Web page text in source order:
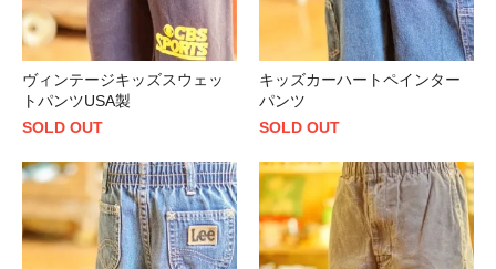
ヴィンテージキッズスウェッ
トパンツUSA製
SOLD OUT
キッズカーハートペインター
パンツ
SOLD OUT